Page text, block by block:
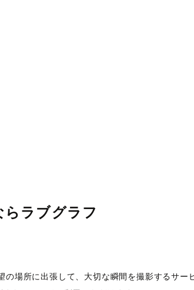
ら ラブグラフ
場所に出張して、大切な瞬間を撮影するサー